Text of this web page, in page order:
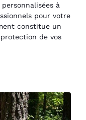
à
pour votre
constitue un
de vos